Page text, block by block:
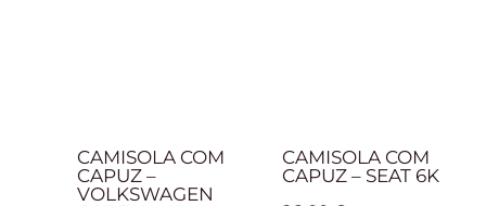
CAMISOLA COM
CAPUZ –
VOLKSWAGEN
CAMISOLA COM
CAPUZ – SEAT 6K